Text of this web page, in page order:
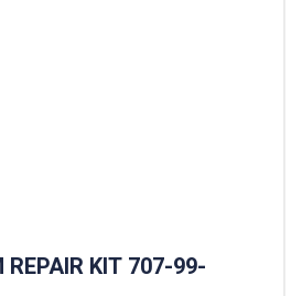
REPAIR KIT 707-99-